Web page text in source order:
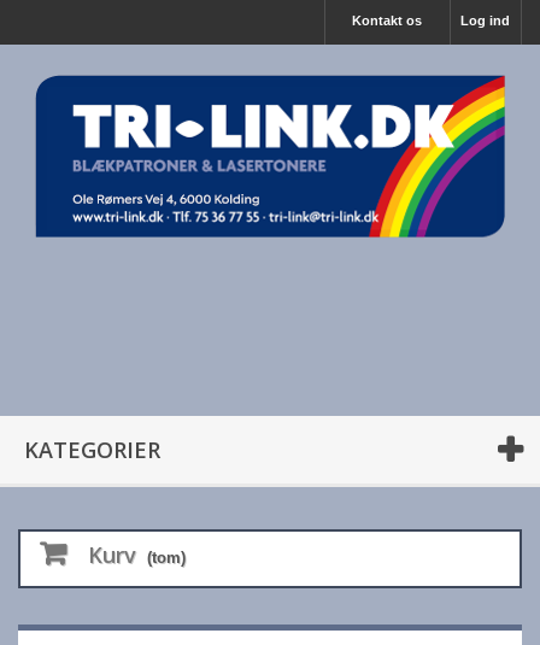
Log ind
Kontakt os
KATEGORIER
Kurv (tom)